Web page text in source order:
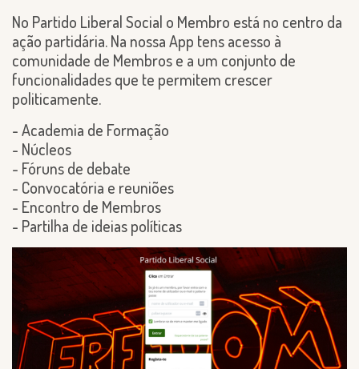
No Partido Liberal Social o Membro está no centro da
ação partidária. Na nossa App tens acesso à
comunidade de Membros e a um conjunto de
funcionalidades que te permitem crescer
politicamente.
- Academia de Formação
- Núcleos
- Fóruns de debate
- Convocatória e reuniões
- Encontro de Membros
- Partilha de ideias políticas